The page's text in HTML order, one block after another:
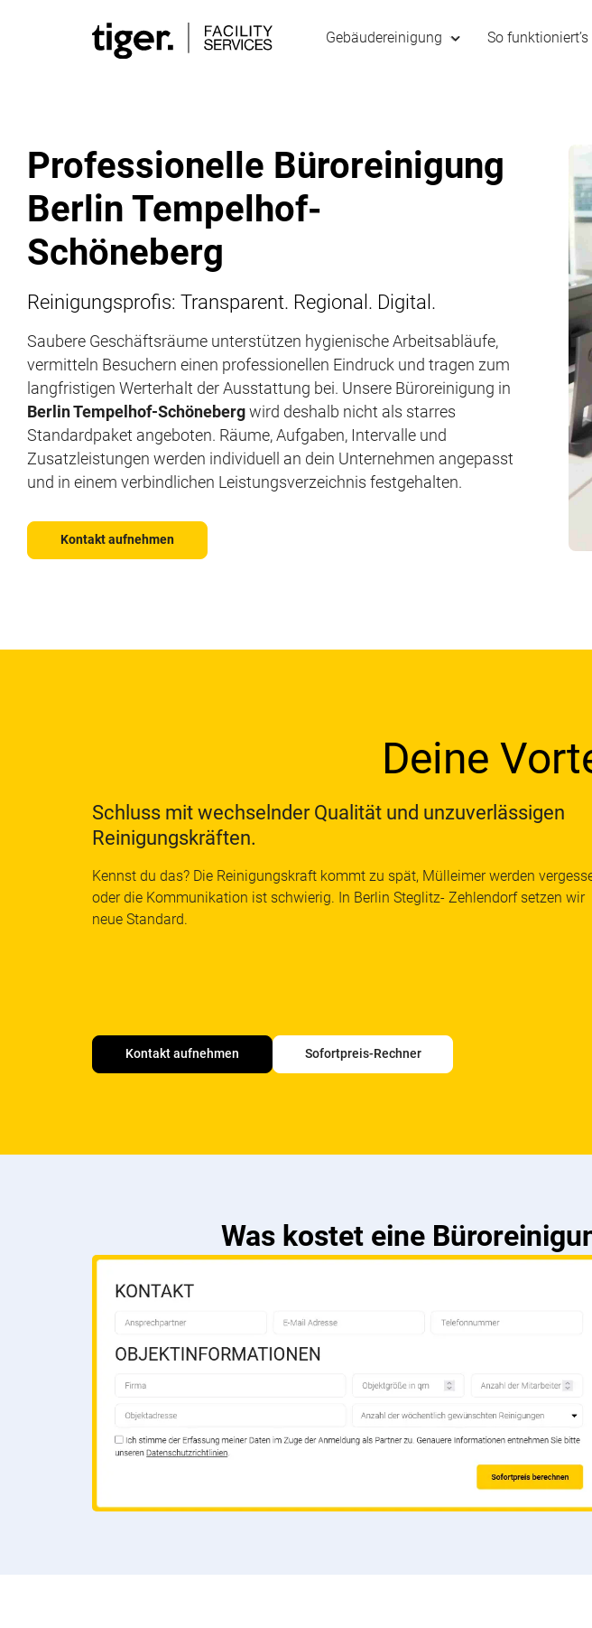
Gebäudereinigung So funktioniert’s
Professionelle Büroreinigung
Berlin Tempelhof-
Schöneberg
Reinigungsprofis: Transparent. Regional. Digital.
Saubere Geschäftsräume unterstützen hygienische Arbeitsabläufe,
vermitteln Besuchern einen professionellen Eindruck und tragen zum
langfristigen Werterhalt der Ausstattung bei. Unsere Büroreinigung in
Berlin Tempelhof-Schöneberg wird deshalb nicht als starres
Standardpaket angeboten. Räume, Aufgaben, Intervalle und
Zusatzleistungen werden individuell an dein Unternehmen angepasst
und in einem verbindlichen Leistungsverzeichnis festgehalten.
Kontakt aufnehmen
Deine
Schluss mit wechselnder Qualität und unzuverlässigen
Reinigungskräften.
Kennst du das? Die Reinigungskraft kommt zu spät, Mülleimer werden
oder die Kommunikation ist schwierig. In Berlin Steglitz- Zehlendorf setzen wir
neue Standard.
Kontakt aufnehmen Sofortpreis-Rechner
Was kostet eine